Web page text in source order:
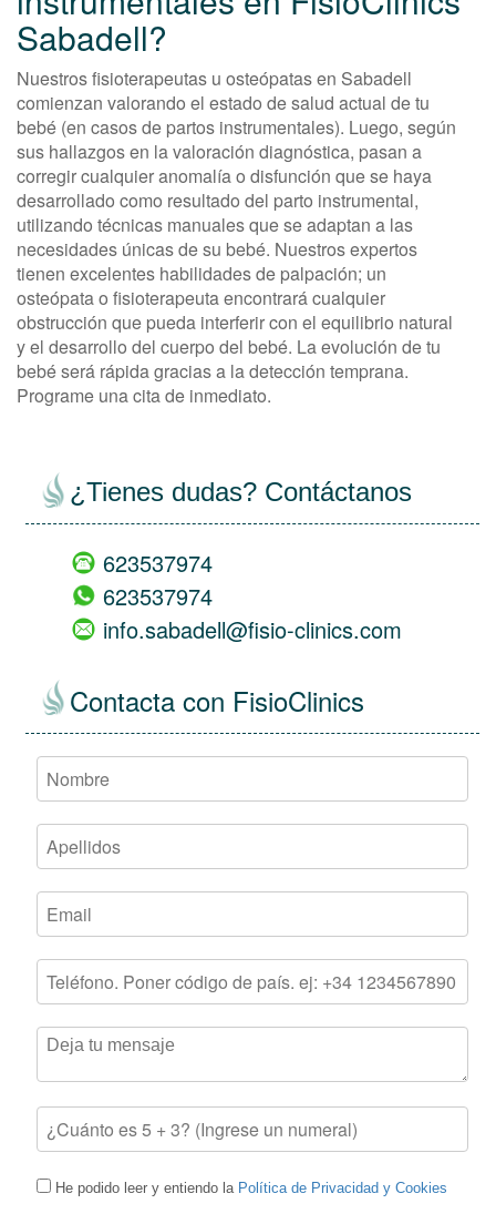
Sabadell?
Nuestros fisioterapeutas u osteópatas en Sabadell
comienzan valorando el estado de salud actual de tu
bebé (en casos de partos instrumentales). Luego, según
sus hallazgos en la valoración diagnóstica, pasan a
corregir cualquier anomalía o disfunción que se haya
desarrollado como resultado del parto instrumental,
utilizando técnicas manuales que se adaptan a las
necesidades únicas de su bebé. Nuestros expertos
tienen excelentes habilidades de palpación; un
osteópata o fisioterapeuta encontrará cualquier
obstrucción que pueda interferir con el equilibrio natural
y el desarrollo del cuerpo del bebé. La evolución de tu
bebé será rápida gracias a la detección temprana.
Programe una cita de inmediato.
¿Tienes dudas? Contáctanos
623537974
623537974
info.sabadell@fisio-clinics.com
Contacta con FisioClinics
He podido leer y entiendo la Política de Privacidad y Cookies